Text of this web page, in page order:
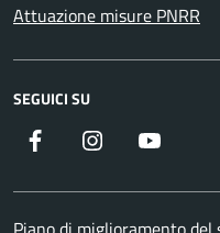
Attuazione misure PNRR
SEGUICI SU
Facebook Instagram